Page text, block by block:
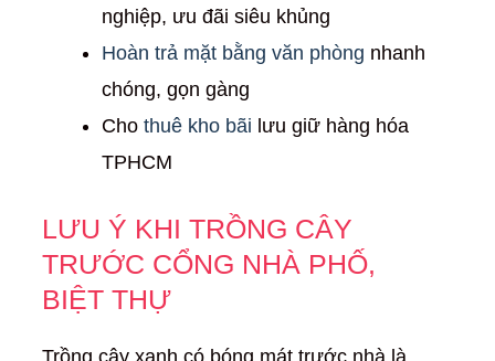
nghiệp, ưu đãi siêu khủng
Hoàn trả mặt bằng văn phòng nhanh
chóng, gọn gàng
Chothuê kho bãi lưu giữ hàng hóa
TPHCM
LƯU Ý KHI TRỒNG CÂY
TRƯỚC CỔNG NHÀ PHỐ,
BIỆT THỰ
Trồng cây xanh có bóng mát trước nhà là